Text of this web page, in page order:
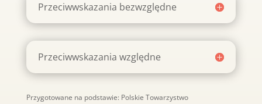
Przeciwwskazania bezwzględne
Przeciwwskazania względne
Przygotowane na podstawie: Polskie Towarzystwo